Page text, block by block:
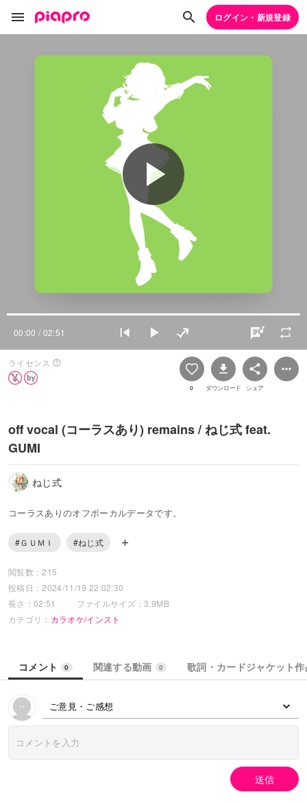
ログイン・新規登録
00:00 / 02:51
ライセンス
0 ダウンロード シェア
off vocal (コーラスあり) remains / ねじ式 feat.
GUMI
ねじ式
コーラスありのオフボーカルデータです。
#ＧＵＭＩ #ねじ式
閲覧数：215
投稿日：2024/11/19 22:02:30
長さ：02:51
ファイルサイズ：3.9MB
カテゴリ： カラオケ/インスト
コメント 0 関連する動画 0 歌詞・カードジャケット
ご意見・ご感想
送信